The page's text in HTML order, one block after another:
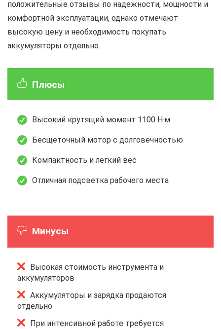
положительные отзывы по надежности, мощности и
комфортной эксплуатации, однако отмечают
высокую цену и необходимость покупать
аккумуляторы отдельно.
Плюсы
Высокий крутящий момент 1100 Н·м
Бесщеточный мотор с долговечностью
Компактность и легкий вес
Отличная подсветка рабочего места
Минусы
Высокая стоимость инструмента и
аккумуляторов
Аккумуляторы и зарядка продаются
отдельно
При интенсивной работе требуется